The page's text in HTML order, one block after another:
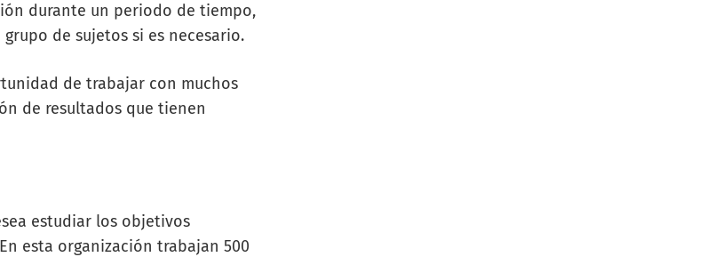
durante un periodo de tiempo,
de sujetos si es necesario.
de trabajar con muchos
de resultados que tienen
estudiar los objetivos
esta organización trabajan 500